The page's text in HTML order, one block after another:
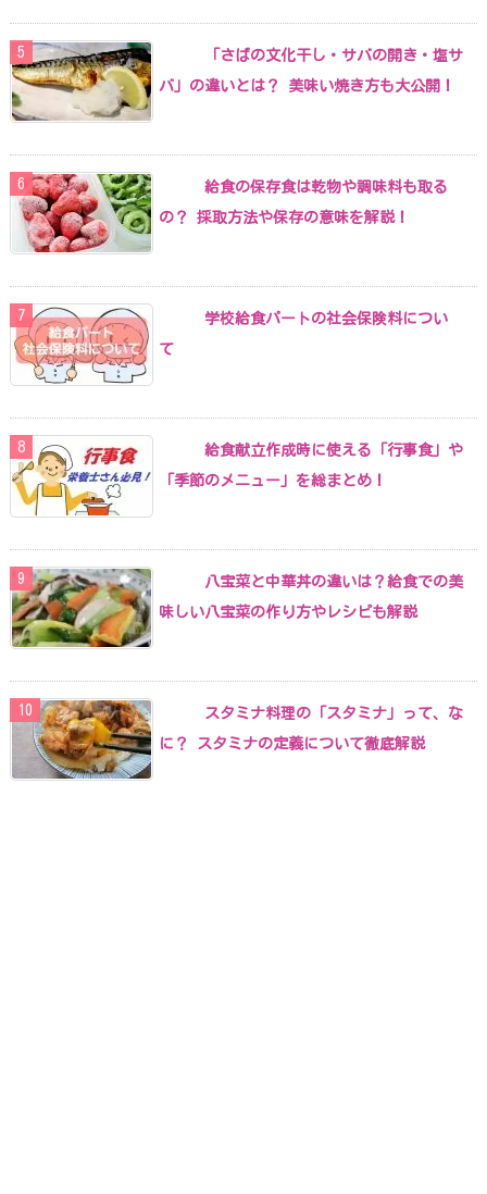
「さばの文化干し・サバの開き・塩サ
バ」の違いとは？ 美味い焼き方も大公開！
給食の保存食は乾物や調味料も取る
の？ 採取方法や保存の意味を解説！
学校給食パートの社会保険料につい
て
給食献立作成時に使える「行事食」や
「季節のメニュー」を総まとめ！
八宝菜と中華丼の違いは？給食での美
味しい八宝菜の作り方やレシピも解説
スタミナ料理の「スタミナ」って、な
に？ スタミナの定義について徹底解説